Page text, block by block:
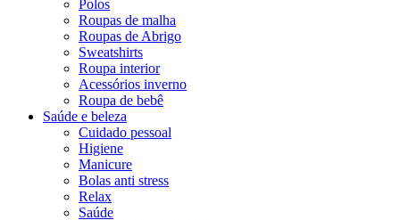
Polos
Roupas de malha
Roupas de Abrigo
Sweatshirts
Roupa interior
Acessórios inverno
Roupa de bebê
Saúde e beleza
Cuidado pessoal
Higiene
Manicure
Bolas anti stress
Relax
Saúde